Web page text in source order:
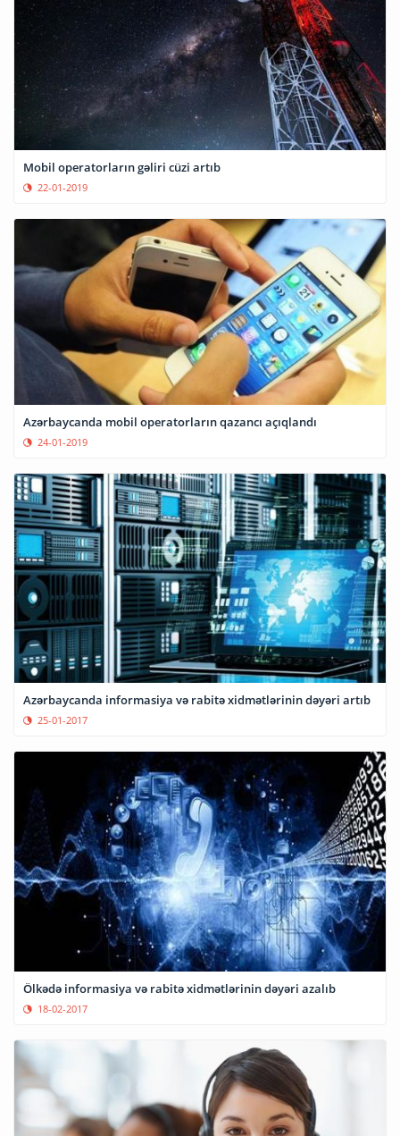
Mobil operatorların gəliri cüzi artıb
22-01-2019
Azərbaycanda mobil operatorların qazancı açıqlandı
24-01-2019
Azərbaycanda informasiya və rabitə xidmətlərinin dəyəri artıb
25-01-2017
Ölkədə informasiya və rabitə xidmətlərinin dəyəri azalıb
18-02-2017